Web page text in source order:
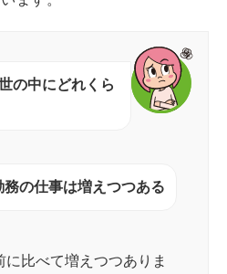
の中にどれくら
務の仕事は増えつつある
比べて増えつつありま